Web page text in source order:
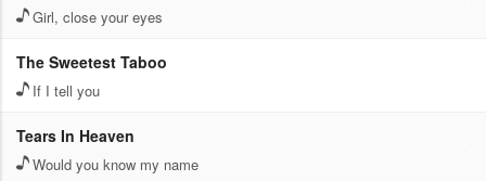
Girl, close your eyes
The Sweetest Taboo
If I tell you
Tears In Heaven
Would you know my name